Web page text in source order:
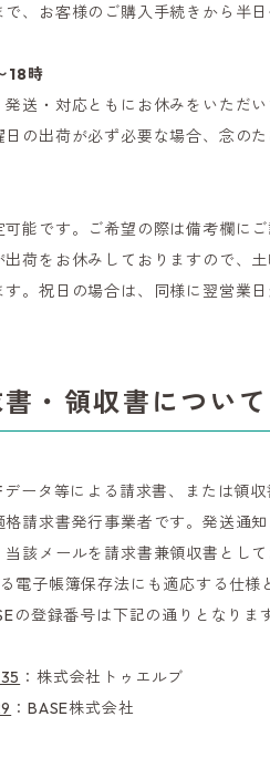
、お客様のご購入手続きから半日
18時
発送・対応ともにお休みをいただ
日の出荷が必ず必要な場合、念の
能です。ご希望の際は備考欄にご
出荷をお休みしておりますので、
す。祝日の場合は、同様に翌営業
・領収書について
ータ等による請求書、または領収
格請求書発行事業者です。発送通
当該メールを請求書兼領収書とし
電子帳簿保存法にも適応する仕様
の登録番号は下記の通りとなりま
：株式会社トゥエルブ
：BASE株式会社